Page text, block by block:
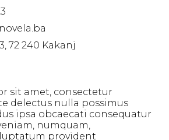
72 240 Kakanj
sit amet, consectetur
delectus nulla possimus
ipsa obcaecati consequatur
numquam,
provident